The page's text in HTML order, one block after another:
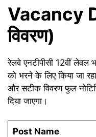
Vacancy
विवरण)
रेलवे एनटीपीसी 12वीं
को भरने के लिए किया जा
और सटीक विवरण फुल
दिया जाएगा।
Post Name